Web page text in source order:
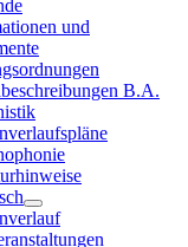
und
B.A.